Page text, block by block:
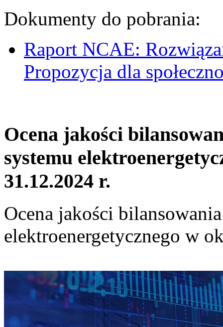
Dokumenty do pobrania:
Raport NCAE:
Propozycja dla
Ocena jakości
systemu
31.12.2024 r.
Ocena jakości
elektroenergetycznego w